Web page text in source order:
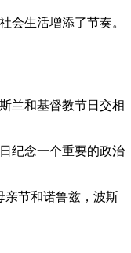
会生活增添了节奏。
兰和基督教节日交相
纪念一个重要的政治
亲节和诺鲁兹，波斯